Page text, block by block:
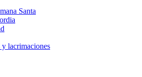
Santa
lacrimaciones